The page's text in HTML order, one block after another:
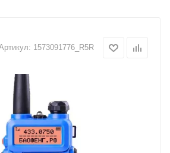
1573091776_R5R